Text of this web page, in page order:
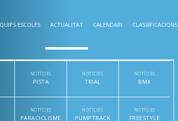
ESCOLES ACTUALITAT CALENDARI CLASSIFICACIONS
NOTÍCIES
PISTA
NOTÍCIES
TRIAL
NOTÍCIES
BMX
NOTÍCIES
PARACICLISME
NOTÍCIES
PUMPTRACK
NOTÍCIES
FREESTYLE